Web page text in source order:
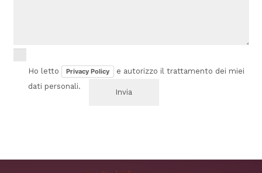
Ho letto Privacy Policy
e autorizzo il trattamento dei miei
dati personali.